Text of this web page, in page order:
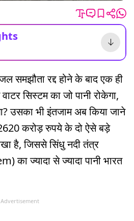
समझौता रद्द होने के बाद एक ही
सिस्टम का जो पानी रोकेगा,
उसका भी इंतजाम अब किया जाने
करोड़ रुपये के दो ऐसे बड़े
है, जिससे सिंधु नदी तंत्र
ज्यादा से ज्यादा पानी भारत
Advertisement